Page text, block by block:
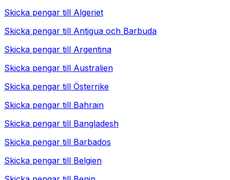
Skicka pengar till Algeriet
Skicka pengar till Antigua och Barbuda
Skicka pengar till Argentina
Skicka pengar till Australien
Skicka pengar till Österrike
Skicka pengar till Bahrain
Skicka pengar till Bangladesh
Skicka pengar till Barbados
Skicka pengar till Belgien